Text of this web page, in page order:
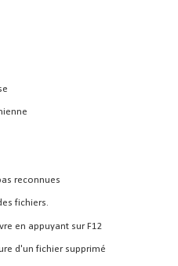
reconnues
fichiers.
en appuyant sur F12
d'un fichier supprimé